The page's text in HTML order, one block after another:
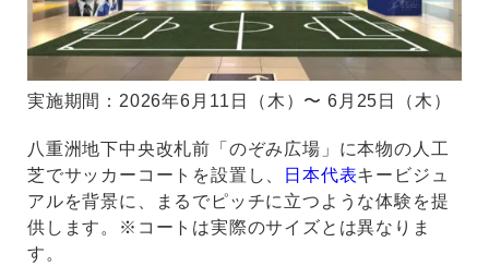
実施期間：2026年6月11日（木）〜 6月25日（木）
八重洲地下中央改札前「のぞみ広場」に本物の人工
芝でサッカーコートを設置し、
日本代表キービジュ
アルを背景に、まるでピッチに立つような体験を提
供します。※コートは実際のサイズとは異なりま
す。